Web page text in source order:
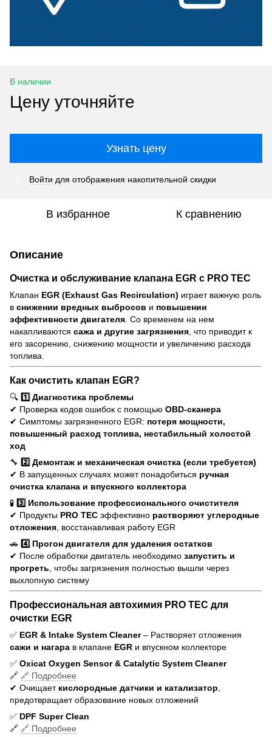
В наличии
Цену уточняйте
Узнать цену
Войти для отображения накопительной скидки
В избранное К сравнению
Описание
Очистка и обслуживание клапана EGR с PRO TEC
Клапан EGR (Exhaust Gas Recirculation) играет важную роль
в снижении вредных выбросов и повышении
эффективности двигателя . Со временем на нем
накапливаются сажа и другие загрязнения , что приводит к
его засорению, снижению мощности и увеличению расхода
топлива.
Как очистить клапан EGR?
🔍 1️⃣ Диагностика проблемы
✔ Проверка кодов ошибок с помощью OBD-сканера
✔ Симптомы загрязненного EGR: потеря мощности,
повышенный расход топлива, нестабильный холостой
ход
🔧 2️⃣ Демонтаж и механическая очистка (если требуется)
✔ В запущенных случаях может понадобиться ручная
очистка клапана и впускного коллектора
🧪 3️⃣ Использование профессионального очистителя
✔ Продукты PRO TEC эффективно растворяют углеродные
отложения , восстанавливая работу EGR
🚗 4️⃣ Прогон двигателя для удаления остатков
✔ После обработки двигатель необходимо запустить и
прогреть , чтобы загрязнения полностью вышли через
выхлопную систему
Профессиональная автохимия PRO TEC для
очистки EGR
✅ EGR & Intake System Cleaner– Растворяет отложения
сажи и нагара в клапане EGR и впускном коллекторе
✅ Oxicat Oxygen Sensor & Catalytic System Cleaner
🔗 🔗 Подробнее
✔ Очищает кислородные датчики и катализатор
предотвращает образование новых отложений
✅ DPF Super Clean
🔗 🔗 Подробнее